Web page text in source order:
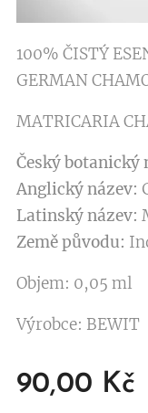
100% ČISTÝ
GERMAN
MATRICARIA
Český botanický
Anglický název:
Latinský název:
Země původu:
Objem: 0,05 ml
Výrobce: BEWIT
90,00 Kč